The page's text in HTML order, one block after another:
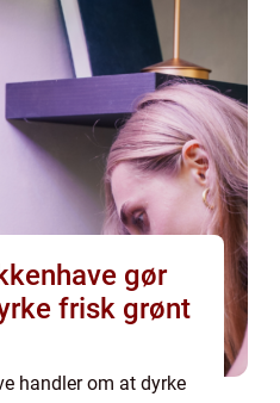
gør
frisk grønt
handler om at dyrke